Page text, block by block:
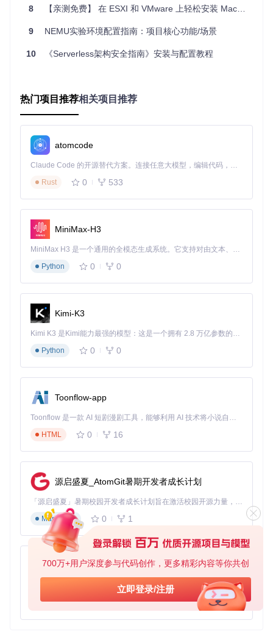
700万+用户深度参与代码创作，更多精彩内容等你共创
立即登录/注册
"github.com/ciscocsirt/gosint/cmd"
    cmd.Execute()
md.Execute()是启动流程的关键。
3.项目的配置文件介绍
配置文件通常是项目运行的核心，GOSINT的配置可能位于
nfig/目录下，具体文件名根据实际项目而定（例如config.
串、第三方服务API密钥、监听端口、日志级别等关键设置。
# 假设的config.yaml示例
server:
host:
"localhost"
collector:
interval: "5m"
-
"example-source"
config:
apiKey: "your-api-key"
processing:
- name:
"rule-1"
description: "Apply specific filters"
请注意，实际配置项远比这个示例复杂，务必参照项目最新文
档中的指示来调整具体配置值。
以上是对GOSINT项目的基本结构、启动文件以及配置文件的
简单介绍。为了确保正确配置和运行GOSINT，详细阅读官方
提供的文档和更新日志总是非常必要的。如果您计划部署GOS
INT，还应关注依赖管理、安全设置以及如何有效地集成进您
的安全运营流程中。
下载源代码
The GOSINT framework is a project used for collecting, processing, and exporting high quality indicators of compromise (IOCs).
8 【亲测免费】 在 ESXI 和 VMware 上轻松安装 MacOS 系统：一站式资源指南
9 NEMU实验环境配置指南：项目核心功能/场景
10 《Serverless架构安全指南》安装与配置教程
热门项目推荐相关项目推荐
atomcode
Claude Code 的开源替代方案。连接任意大模型，编辑代码，运行命令，自动验证 — 全自动执行。用 Rust 构建，极致性能。 ｜ An open-source alternative to Claude Code. Connect any LLM, edit code, run commands, and verify changes — autonomously. Built in Rust for speed. Get Started
Rust
0 533
MiniMax-H3
MiniMax H3 是一个通用的全模态生成系统。它支持对由文本、图像、视频和音频组成的多模态上下文进行统一理解，并能生成分辨率高达 2K、时长可达 15 秒的带原生立体声音频的视频。得益于面向任务泛化的系统设计，H3 在预训练阶段就已具备广泛的多模态上下文理解与生成能力，能够出色地执行复杂的多模态指令。
Python
0 0
Kimi-K3
Kimi K3 是Kimi能力最强的模型：这是一个拥有 2.8 万亿参数的混合专家（MoE）模型，具备原生视觉理解能力，并支持 100 万 token 的上下文窗口。
Python
0 0
Toonflow-app
Toonflow 是一款 AI 短剧漫剧工具，能够利用 AI 技术将小说自动转化为剧本，并结合 AI 生成的图片和视频，实现高效的短剧创作。借助 Toonflow，可以轻松完成从文字到影像的全流程，让短剧制作变得更加智能与便捷。
HTML
0 16
源启盛夏_AtomGit暑期开发者成长计划
「源启盛夏」暑期校园开发者成长计划旨在激活校园开源力量，通过积分激励、认证扶持、资源倾斜等形式，引导高校组织和开发者完成「入驻 — 建项目 — 做贡献 — 获认证 — 得资源」的完整闭环。无论你是想带领社团入驻平台的组织者，还是希望用代码贡献证明自己的开发者，都能在这里找到属于你的成长路径。
Markdown
0 1
AionUi
免费、本地、开源的 24/7 全天候 Cowork 应用，以及适用于 Gemini CLI、Claude Code、Codex、OpenCode、Qwen Code、Goose CLI、Auggie 等的 OpenClaw | 🌟 喜欢就点star吧
TypeScript
0 6